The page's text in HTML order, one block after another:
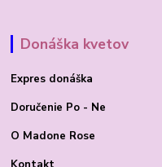
Donáška kvetov
Expres donáška
Doručenie Po - Ne
O Madone Rose